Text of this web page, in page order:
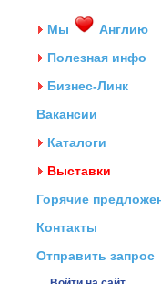
Мы
Англию
Полезная инфо
Бизнес-Линк
Вакансии
Каталоги
Выставки
Горячие
Контакты
Отправить запрос